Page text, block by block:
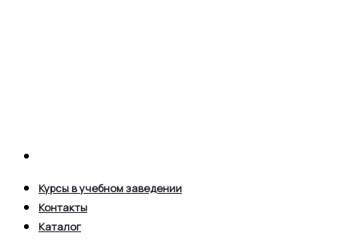
Курсы в учебном заведении
Контакты
Каталог